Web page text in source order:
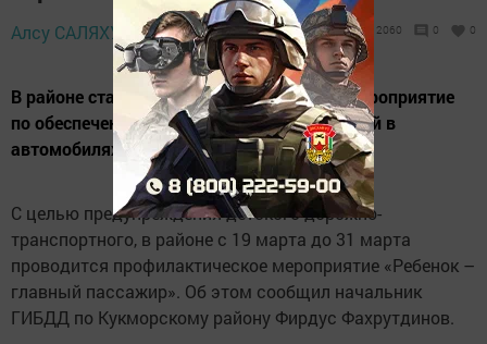
Алсу САЛЯХУТДИНОВА, 20 марта 2020 -
19:31
2060 0 0
В районе стартовало профилактическое мероприятие
по обеспечению безопасной перевозки детей в
автомобилях.
С целью предупреждения детского дорожно-
транспортного, в районе с 19 марта до 31 марта
проводится профилактическое мероприятие «Ребенок –
главный пассажир». Об этом сообщил начальник
ГИБДД по Кукморскому району Фирдус Фахрутдинов.